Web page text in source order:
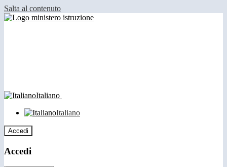
Salta al contenuto
Italiano
Italiano
Accedi
Accedi